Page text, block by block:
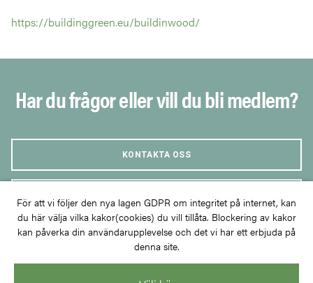
https://buildinggreen.eu/buildinwood/
Har du frågor eller vill du bli medlem?
KONTAKTA OSS
För att vi följer den nya lagen GDPR om integritet på internet, kan
du här välja vilka kakor(cookies) du vill tillåta. Blockering av kakor
kan påverka din användarupplevelse och det vi har ett erbjuda på
denna site.